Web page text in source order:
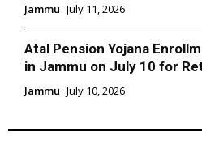
Jammu July 11, 2026
Atal Pension Yojana
in Jammu on July 10 for
Jammu July 10, 2026